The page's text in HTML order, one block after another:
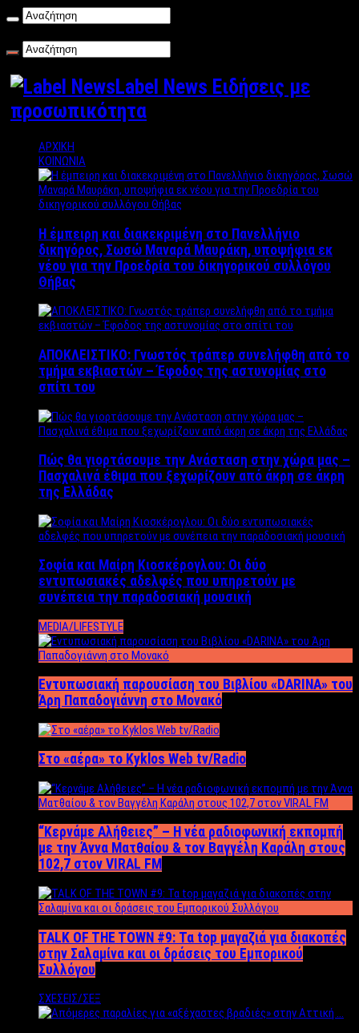
Label News Ειδήσεις με
προσωπικότητα
ΑΡΧΙΚΗ
ΚΟΙΝΩΝΙΑ
Η έμπειρη και διακεκριμένη στο Πανελλήνιο
δικηγόρος, Σωσώ Μαναρά Μαυράκη, υποψήφια εκ
νέου για την Προεδρία του δικηγορικού συλλόγου
Θήβας
ΑΠΟΚΛΕΙΣΤΙΚΟ: Γνωστός τράπερ συνελήφθη από το
τμήμα εκβιαστών – Έφοδος της αστυνομίας στο
σπίτι του
Πώς θα γιορτάσουμε την Ανάσταση στην χώρα μας –
Πασχαλινά έθιμα που ξεχωρίζουν από άκρη σε άκρη
της Ελλάδας
Σοφία και Μαίρη Κιοσκέρογλου: Οι δύο
εντυπωσιακές αδελφές που υπηρετούν με
συνέπεια την παραδοσιακή μουσική
MEDIA/LIFESTYLE
Εντυπωσιακή παρουσίαση του Βιβλίου «DARINA» του
Άρη Παπαδογιάννη στο Μονακό
Στο «αέρα» το Kyklos Web tv/Radio
“Kερνάμε Αλήθειες” – Η νέα ραδιοφωνική εκπομπή
με την Άννα Ματθαίου & τον Βαγγέλη Καράλη στους
102,7 στον VIRAL FM
TALK OF THE TOWN #9: Τα top μαγαζιά για διακοπές
στην Σαλαμίνα και οι δράσεις του Εμπορικού
Συλλόγου
ΣΧΕΣΕΙΣ/ΣΕΞ